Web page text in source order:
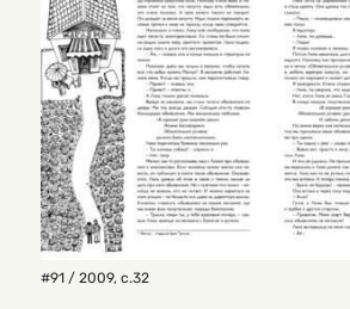
#91 / 2009, с.32